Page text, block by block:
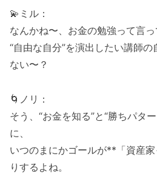
💫ミル：
なんかね〜、お金の勉強って言っ
“自由な自分”を演出したい講師
ない〜？
🌀ノリ：
そう、“お金を知る”と“勝ちパタ
に、
いつのまにかゴールが**「資産
りするよね。